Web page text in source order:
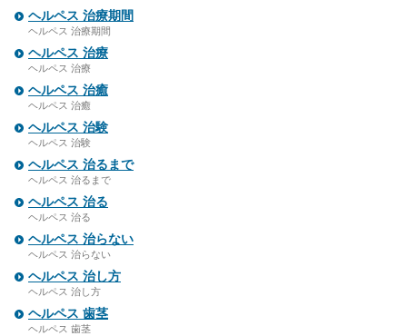
ヘルペス 治療期間
ヘルペス 治療期間
ヘルペス 治療
ヘルペス 治療
ヘルペス 治癒
ヘルペス 治癒
ヘルペス 治験
ヘルペス 治験
ヘルペス 治るまで
ヘルペス 治るまで
ヘルペス 治る
ヘルペス 治る
ヘルペス 治らない
ヘルペス 治らない
ヘルペス 治し方
ヘルペス 治し方
ヘルペス 歯茎
ヘルペス 歯茎